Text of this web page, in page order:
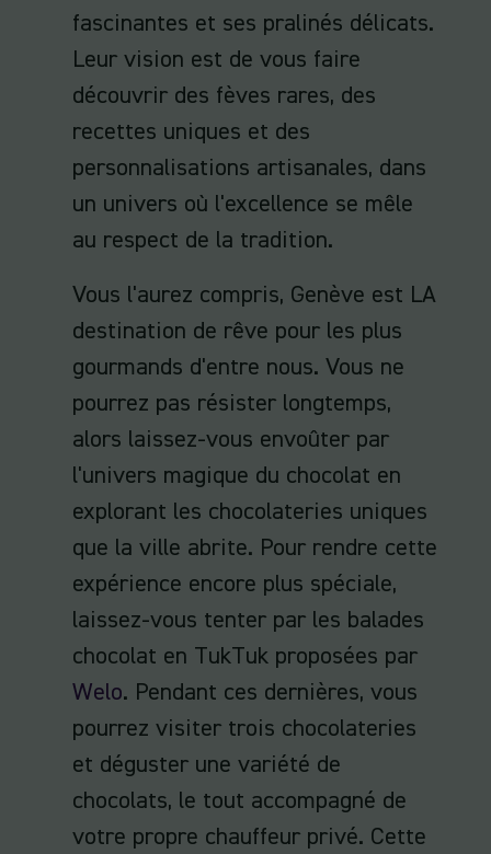
fascinantes et ses pralinés délicats.
Leur vision est de vous faire
découvrir des fèves rares, des
recettes uniques et des
personnalisations artisanales, dans
un univers où l'excellence se mêle
au respect de la tradition.
Vous l'aurez compris, Genève est LA
destination de rêve pour les plus
gourmands d'entre nous. Vous ne
pourrez pas résister longtemps,
alors laissez-vous envoûter par
l'univers magique du chocolat en
explorant les chocolateries uniques
que la ville abrite. Pour rendre cette
expérience encore plus spéciale,
laissez-vous tenter par les balades
chocolat en TukTuk proposées par
Welo. Pendant ces dernières, vous
pourrez visiter trois chocolateries
et déguster une variété de
chocolats, le tout accompagné de
votre propre chauffeur privé. Cette